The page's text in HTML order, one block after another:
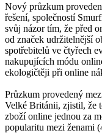
Nový průzkum
řešení, společností
svůj názor tím, že před
od značek udržitelnější
spotřebitelů ve čtyřech
nakupujících módu
ekologičtěji při online
Průzkum provedený
Velké Británii, zjistil, že
zboží online jednou za
popularitu mezi ženami